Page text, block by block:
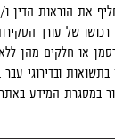
את הוראות הדין
של עורך
או חלקים מהן
ובדירוגי
במסגרת המידע